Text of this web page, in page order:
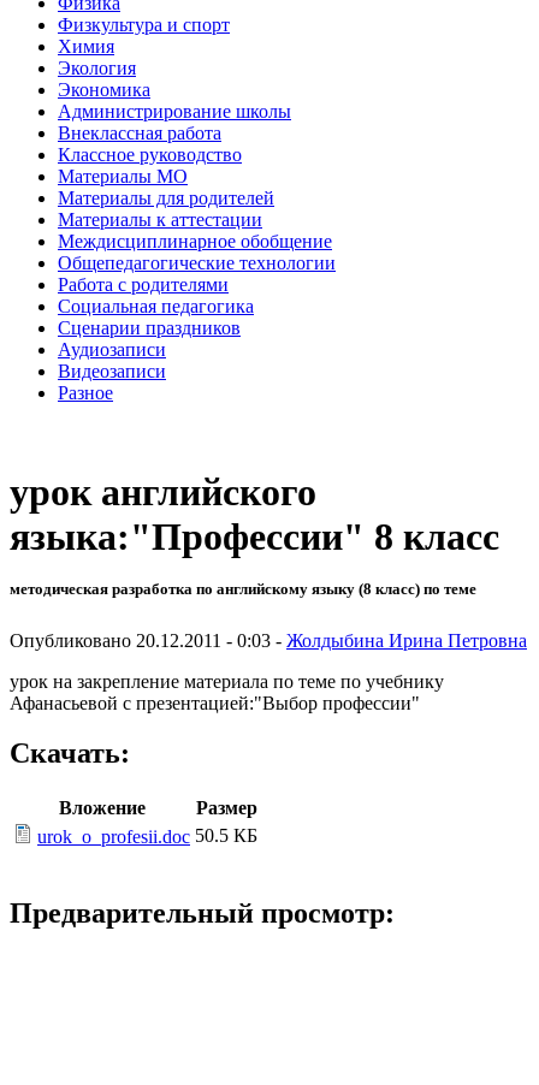
Физкультура и спорт
Химия
Экология
Экономика
Администрирование школы
Внеклассная работа
Классное руководство
Материалы МО
Материалы для родителей
Материалы к аттестации
Междисциплинарное обобщение
Общепедагогические технологии
Работа с родителями
Социальная педагогика
Сценарии праздников
Аудиозаписи
Видеозаписи
Разное
урок английского
языка:"Профессии" 8 класс
методическая разработка по английскому языку (8 класс) по теме
Опубликовано 20.12.2011 - 0:03 - Жолдыбина Ирина Петровна
урок на закрепление материала по теме по учебнику
Афанасьевой с презентацией:"Выбор профессии"
Скачать:
Вложение
Размер
urok_o_profesii.doc 50.5 КБ
Предварительный просмотр: